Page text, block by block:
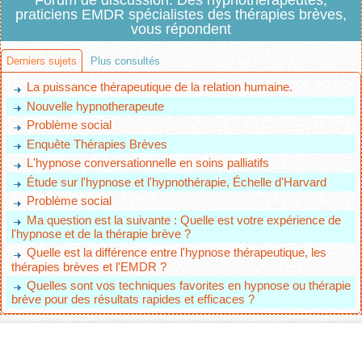
praticiens EMDR spécialistes des thérapies brèves,
vous répondent
Derniers sujets Plus consultés
La puissance thérapeutique de la relation humaine.
Nouvelle hypnotherapeute
Problème social
Enquête Thérapies Brèves
L'hypnose conversationnelle en soins palliatifs
Étude sur l'hypnose et l'hypnothérapie, Échelle d'Harvard
Problème social
Ma question est la suivante : Quelle est votre expérience de
l'hypnose et de la thérapie brève ?
Quelle est la différence entre l'hypnose thérapeutique, les
thérapies brèves et l'EMDR ?
Quelles sont vos techniques favorites en hypnose ou thérapie
brève pour des résultats rapides et efficaces ?